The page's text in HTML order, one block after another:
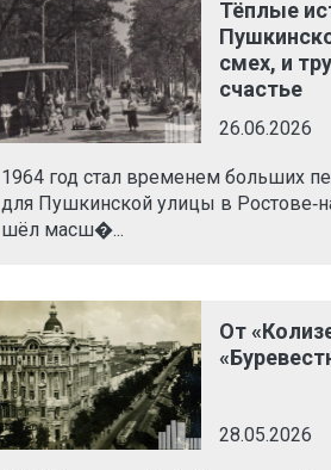
Тёплые
смех, и
счастье
26.06.2026
1964 год стал временем больших
для Пушкинской улицы в
шёл масш�...
От
28.05.2026